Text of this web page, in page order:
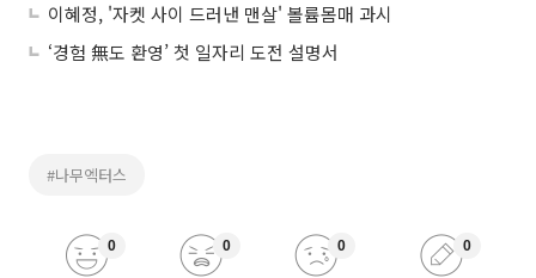
이혜정, '자켓 사이 드러낸 맨살' 볼륨몸매 과시
‘경험 無도 환영’ 첫 일자리 도전 설명서
#나무엑터스
0 0 0 0